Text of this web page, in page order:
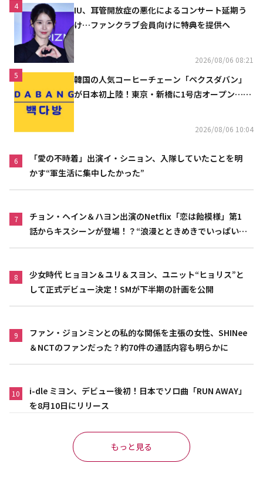
4
IU、耳管開放症の悪化によるコンサート延期う
け…ファンクラブ会員向けに特典を提供へ
2026/08/06 08:21
5
韓国の人気コーヒーチェーン「ペクスダバン」
が日本初上陸！東京・新橋に1号店オープン…海
2026/08/06 10:04
6
「愛の不時着」出演イ・シニョン、入隊していたことを明
かす“軍生活に集中したかった”
7
チョン・ヘイン＆ハヨン出演のNetflix「恋は飴模様」第1
話からキスシーンが登場！？“浪漫とときめきでいっぱいの
8
少女時代 ヒョヨン＆ユリ＆スヨン、ユニット“ヒョリス”と
して正式デビュー決定！SMが下半期の計画を公開
9
ファン・ジョンミンとの私的な関係を主張の女性、SHINee
＆NCTのファンだった？約70件の通話内容も明らかに
10
i-dle ミヨン、デビュー後初！日本でソロ曲「RUN AWAY」
を8月10日にリリース
もっと見る